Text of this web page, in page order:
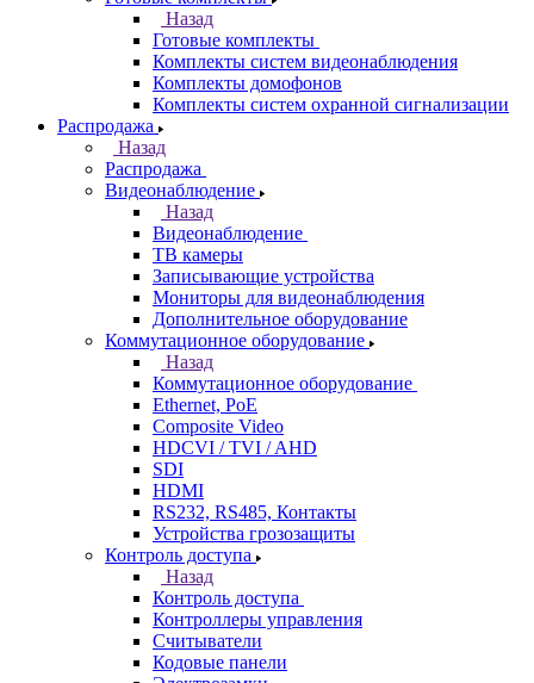
Назад
Готовые комплекты
Комплекты систем видеонаблюдения
Комплекты домофонов
Комплекты систем охранной сигнализации
Распродажа
Назад
Распродажа
Видеонаблюдение
Назад
Видеонаблюдение
ТВ камеры
Записывающие устройства
Мониторы для видеонаблюдения
Дополнительное оборудование
Коммутационное оборудование
Назад
Коммутационное оборудование
Ethernet, PoE
Composite Video
HDCVI / TVI / AHD
SDI
HDMI
RS232, RS485, Контакты
Устройства грозозащиты
Контроль доступа
Назад
Контроль доступа
Контроллеры управления
Считыватели
Кодовые панели